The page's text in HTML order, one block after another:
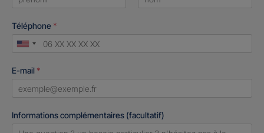
Téléphone *
United
+1
E-mail *
Informations complémentaires (facultatif)